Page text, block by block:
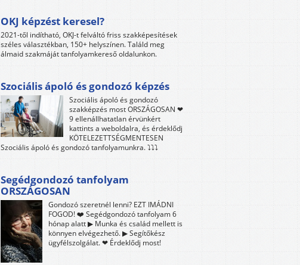
OKJ képzést keresel?
2021-től indítható, OKJ-t felváltó friss szakképesítések
széles választékban, 150+ helyszínen. Találd meg
álmaid szakmáját tanfolyamkereső oldalunkon.
Szociális ápoló és gondozó képzés
Szociális ápoló és gondozó
szakképzés most ORSZÁGOSAN ❤
9 ellenállhatatlan érvünkért
kattints a weboldalra, és érdeklődj
KÖTELEZETTSÉGMENTESEN
Szociális ápoló és gondozó tanfolyamunkra. ⤵⤵⤵
Segédgondozó tanfolyam
ORSZÁGOSAN
Gondozó szeretnél lenni? EZT IMÁDNI
FOGOD! ❤️ Segédgondozó tanfolyam 6
hónap alatt ▶ Munka és család mellett is
könnyen elvégezhető. ▶ Segítőkész
ügyfélszolgálat. ❤ Érdeklődj most!